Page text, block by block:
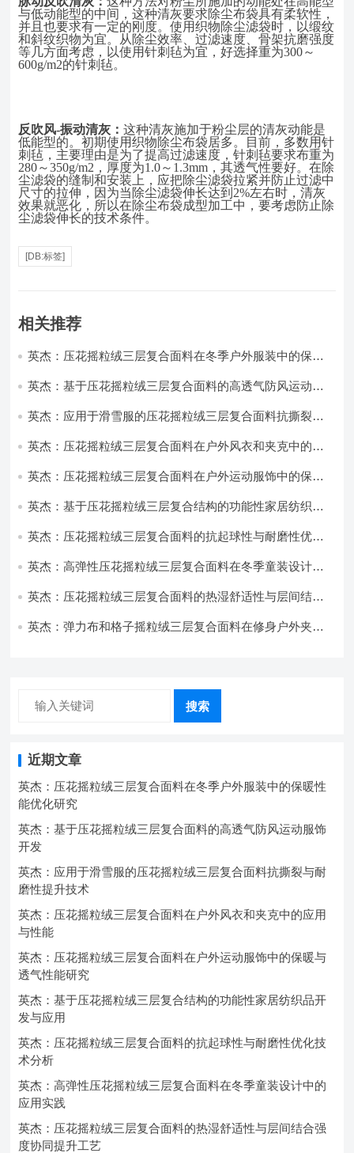
与低动能型的中间，这种清灰要求除尘布袋具有柔软性，
并且也要求有一定的刚度。使用织物除尘滤袋时，以缎纹
和斜纹织物为宜。从除尘效率、过滤速度、骨架抗磨强度
等几方面考虑，以使用针刺毡为宜，好选择重为300～
600g/m2的针刺毡。
反吹风-振动清灰：这种清灰施加于粉尘层的清灰动能是
低能型的。初期使用织物除尘布袋居多。目前，多数用针
刺毡，主要理由是为了提高过滤速度，针刺毡要求布重为
280～350g/m2，厚度为1.0～1.3mm，其透气性要好。在除
尘滤袋的缝制和安装上，应把除尘滤袋拉紧并防止过滤中
尺寸的拉伸，因为当除尘滤袋伸长达到2%左右时，清灰
效果就恶化，所以在除尘布袋成型加工中，要考虑防止除
尘滤袋伸长的技术条件。
[DB:标签]
相关推荐
英杰：压花摇粒绒三层复合面料在冬季户外服装中的保暖
英杰：基于压花摇粒绒三层复合面料的高透气防风运动服
英杰：应用于滑雪服的压花摇粒绒三层复合面料抗撕裂与
英杰：压花摇粒绒三层复合面料在户外风衣和夹克中的应
英杰：压花摇粒绒三层复合面料在户外运动服饰中的保暖
英杰：基于压花摇粒绒三层复合结构的功能性家居纺织品
英杰：压花摇粒绒三层复合面料的抗起球性与耐磨性优化
英杰：高弹性压花摇粒绒三层复合面料在冬季童装设计中
英杰：压花摇粒绒三层复合面料的热湿舒适性与层间结合
英杰：弹力布和格子摇粒绒三层复合面料在修身户外夹克
搜索
近期文章
英杰：压花摇粒绒三层复合面料在冬季户外服装中的保暖性
能优化研究
英杰：基于压花摇粒绒三层复合面料的高透气防风运动服饰
开发
英杰：应用于滑雪服的压花摇粒绒三层复合面料抗撕裂与耐
磨性提升技术
英杰：压花摇粒绒三层复合面料在户外风衣和夹克中的应用
与性能
英杰：压花摇粒绒三层复合面料在户外运动服饰中的保暖与
透气性能研究
英杰：基于压花摇粒绒三层复合结构的功能性家居纺织品开
发与应用
英杰：压花摇粒绒三层复合面料的抗起球性与耐磨性优化技
术分析
英杰：高弹性压花摇粒绒三层复合面料在冬季童装设计中的
应用实践
英杰：压花摇粒绒三层复合面料的热湿舒适性与层间结合强
度协同提升工艺